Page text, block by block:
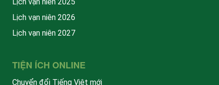
Lịch vạn niên 2026
Lịch vạn niên 2027
TIỆN ÍCH ONLINE
Chuyển đổi Tiếng Việt mới